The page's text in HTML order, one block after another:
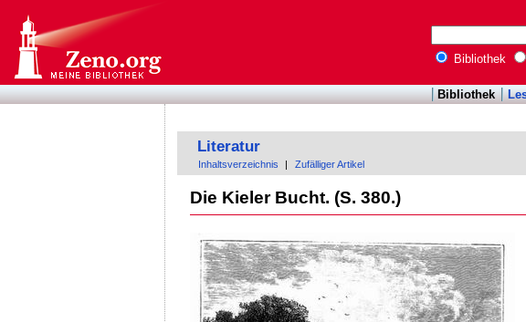
Bibliothek
Bibliothek
Literatur
Inhaltsverzeichnis Zufälliger Artikel
Die Kieler Bucht. (S. 380.)